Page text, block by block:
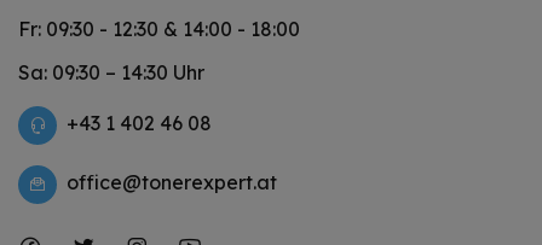
Fr: 09:30 - 12:30 & 14:00 - 18:00
Sa: 09:30 – 14:30 Uhr
+43 1 402 46 08
office@tonerexpert.at